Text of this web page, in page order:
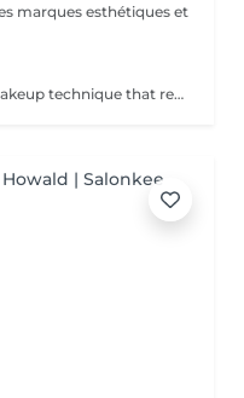
Microblading, a semi-permanent makeup technique that restores shape, density, and definition to your eyebrows with ultra-natural, hair-by-hair strokes. Ideal if your eyebrows are too thin, sparse, or uneven, microblading creates a structured and harmonious look without daily makeup. Gentle and precise technique, skin-friendly. High-quality pigments for long-lasting results. Personalized consultation before each session. Lasts 12 to 18 months. Treat yourself to flawless, elegant eyebrows every day.